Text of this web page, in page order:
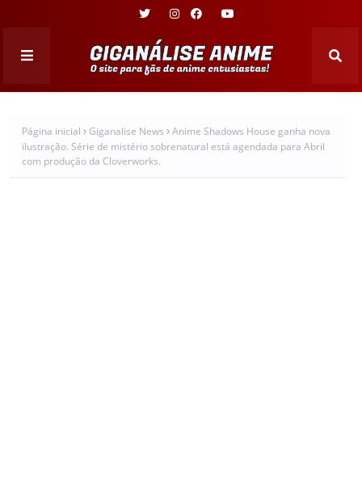
Página inicial Giganalise News
Anime Shadows House ganha nova
ilustração. Série de mistério sobrenatural está agendada para Abril
com produção da Cloverworks.